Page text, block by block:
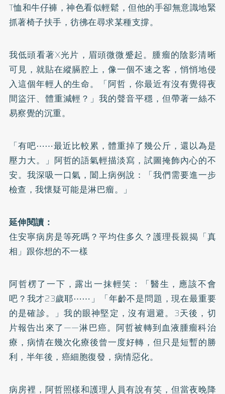
T恤和牛仔褲，神色看似輕鬆，但他的手卻無意識地緊
抓著椅子扶手，彷彿在尋求某種支撐。
我低頭看著X光片，眉頭微微蹙起。腫瘤的陰影清晰
可見，就貼在縱膈腔上，像一個不速之客，悄悄地侵
入這個年輕人的生命。「阿哲，你最近有沒有覺得夜
間盜汗、體重減輕？」我的聲音平穩，但帶著一絲不
易察覺的沉重。
「有吧⋯⋯最近比較累，體重掉了幾公斤，還以為是
壓力大。」阿哲的語氣輕描淡寫，試圖掩飾內心的不
安。我深吸一口氣，闔上病例說：「我們需要進一步
檢查，我懷疑可能是淋巴瘤。」
延伸閱讀：
住安寧病房是等死嗎？平均住多久？護理長親揭「真
相」跟你想的不一樣
阿哲楞了一下，露出一抹輕笑：「醫生，應該不會
吧？我才23歲耶⋯⋯」「年齡不是問題，現在最重要
的是確診。」我的眼神堅定，沒有迴避。3天後，切
片報告出來了——淋巴癌。阿哲被轉到血液腫瘤科治
療，病情在幾次化療後曾一度好轉，但只是短暫的勝
利，半年後，癌細胞復發，病情惡化。
病房裡，阿哲照樣和護理人員有說有笑，但當夜晚降